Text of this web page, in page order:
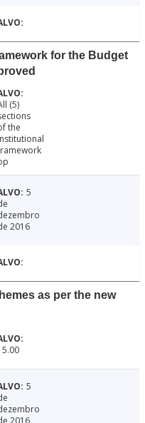
for the Budget
(5)
the
5
2016
as per the new
5